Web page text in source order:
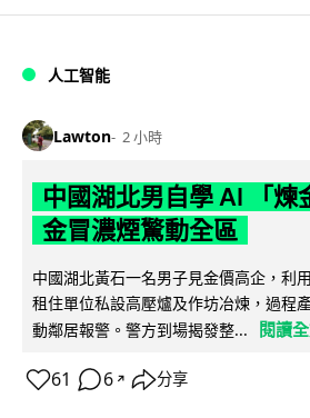
人工智能
Lawton 2 小時
中國湖北男自學 AI 「煉
金冒濃煙驚動全區
中國湖北黃石一名男子見金價高企，利
租住單位私設高壓爐及作坊冶煉，過程
動鄰居報警。警方到場揭發整...
閱讀
61 6 ↗ 分享